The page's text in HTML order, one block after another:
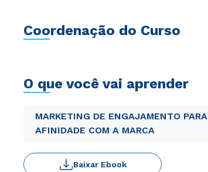
Coordenação do Curso
O que você vai aprender
MARKETING DE ENGAJAMENTO PARA
AFINIDADE COM A MARCA
Baixar Ebook